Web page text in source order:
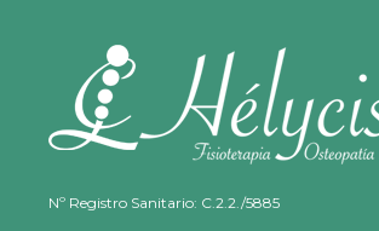
Nº Registro Sanitario: C.2.2./5885